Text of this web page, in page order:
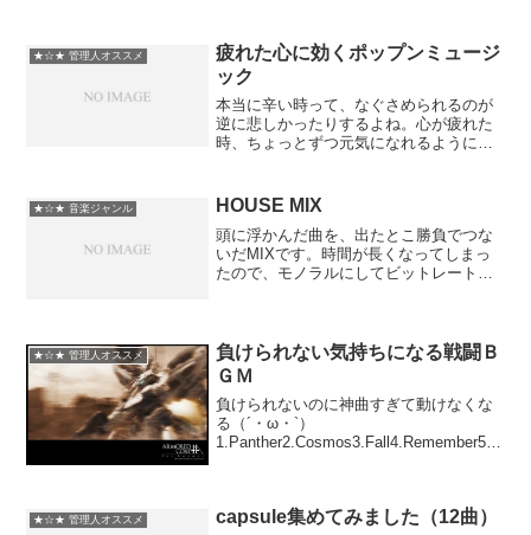
ださいませ【#00:00】Older - Colbie Ca...
★☆★ 管理人オススメ
疲れた心に効くポップンミュージ
ック
本当に辛い時って、なぐさめられるのが
逆に悲しかったりするよね。心が疲れた
時、ちょっとずつ元気になれるように。
けまくってます。●癒し系のCDみたいの
★☆★ 音楽ジャンル HOUSE MIX
頭に浮かんだ曲を、出たとこ勝負でつな
いだMIXです。時間が長くなってしまっ
たので、モノラルにしてビットレートを
★☆★ 管理人オススメ
負けられない気持ちになる戦闘Ｂ
ＧＭ
負けられないのに神曲すぎて動けなくな
る（´・ω・`）
1.Panther2.Cosmos3.Fall4.Remember5.z
★☆★ 管理人オススメ capsule集めてみました（12曲）